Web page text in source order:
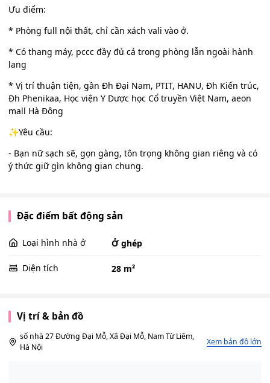
Ưu điểm:
* Phòng full nội thất, chỉ cần xách vali vào ở.
* Có thang máy, pccc đầy đủ cả trong phòng lẫn ngoài hành
lang
* Vị trí thuận tiện, gần Đh Đại Nam, PTIT, HANU, Đh Kiến trúc,
Đh Phenikaa, Học viện Y Dược học Cổ truyền Việt Nam, aeon
mall Hà Đông
✨Yêu cầu:
- Bạn nữ sạch sẽ, gọn gàng, tôn trọng không gian riêng và có
ý thức giữ gìn không gian chung.
Đặc điểm bất động sản
Loại hình nhà ở Ở ghép
Diện tích 28 m²
Vị trí & bản đồ
số nhà 27 Đường Đại Mỗ, Xã Đại Mỗ, Nam Từ Liêm,
Hà Nội
Xem bản đồ lớn